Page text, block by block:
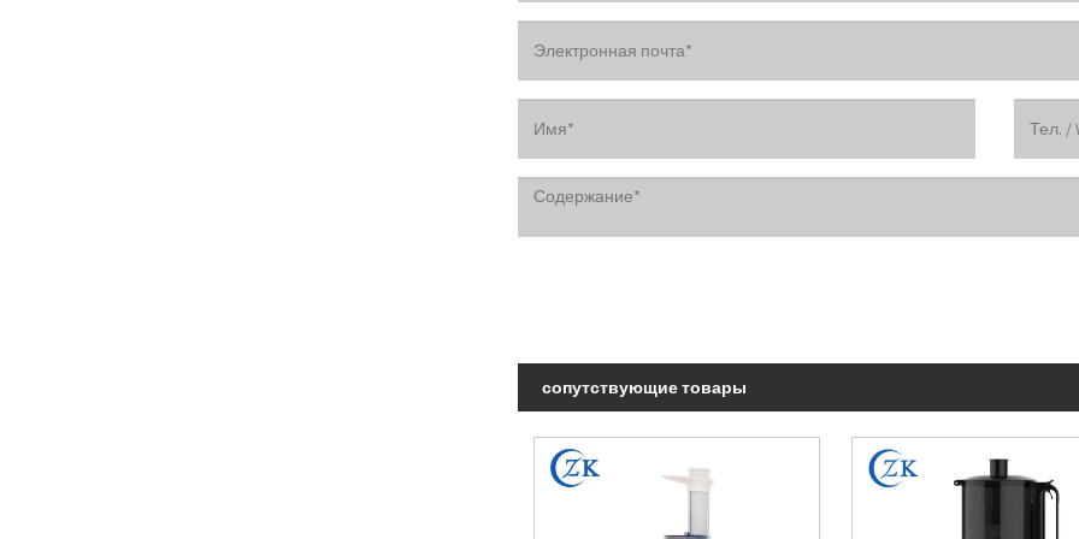
сопутствующие товары